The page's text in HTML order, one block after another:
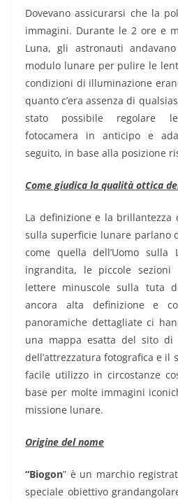
Dovevano assicurarsi che la
immagini. Durante le 2 ore e
Luna, gli astronauti
modulo lunare per pulire le
condizioni di illuminazione
quanto c’era assenza di
stato possibile regolare
fotocamera in anticipo e
seguito, in base alla posizione
Come giudica la qualità ottica
La definizione e la brillantezza
sulla superficie lunare parlano
come quella dell’Uomo
ingrandita, le piccole
lettere minuscole sulla tuta
ancora alta definizione e
panoramiche dettagliate ci
una mappa esatta del sito di
dell’attrezzatura fotografica e il
facile utilizzo in circostanze
base per molte immagini
missione lunare.
Origine del nome
“Biogon” è un marchio
speciale obiettivo